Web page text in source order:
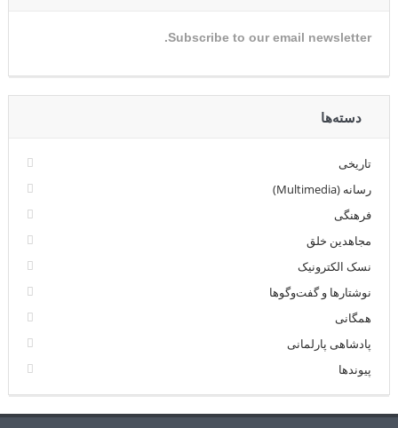
Subscribe to our email newsletter.
دسته‌ها
تاریخی
رسانه (Multimedia)
فرهنگی
مجاهدین خلق
نسک الکترونیک
نوشتارها و گفت‌وگوها
همگانی
پادشاهی پارلمانی
پیوندها